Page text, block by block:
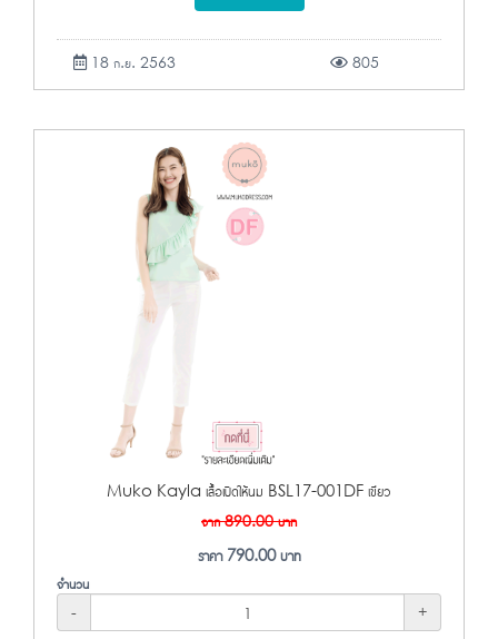
18 ก.ย. 2563 805
Muko Kayla เสื้อเปิดให้นม BSL17-001DF เขียว
จาก890.00บาท
ราคา 790.00บาท
จำนวน
-
+